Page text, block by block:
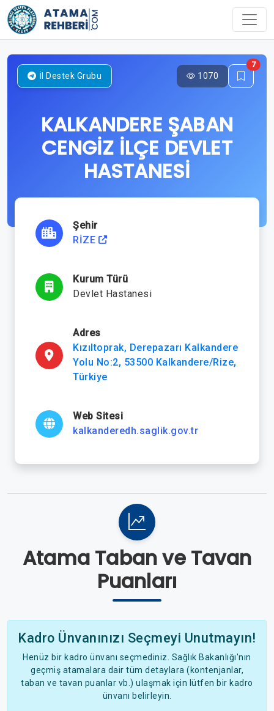
KALKANDERE ŞABAN
CENGİZ İLÇE DEVLET
HASTANESİ
İl Destek Grubu 1070
7
Şehir
RİZE
Kurum Türü
Devlet Hastanesi
Adres
Kızıltoprak, Derepazarı Kalkandere
Yolu No:2, 53500 Kalkandere/Rize,
Türkiye
Web Sitesi
kalkanderedh.saglik.gov.tr
Atama Taban ve Tavan
Puanları
Kadro Ünvanınızı Seçmeyi Unutmayın!
Henüz bir kadro ünvanı seçmediniz. Sağlık Bakanlığı'nın
geçmiş atamalara dair tüm detaylara (kontenjanlar,
taban ve tavan puanlar vb.) ulaşmak için lütfen bir kadro
ünvanı belirleyin.